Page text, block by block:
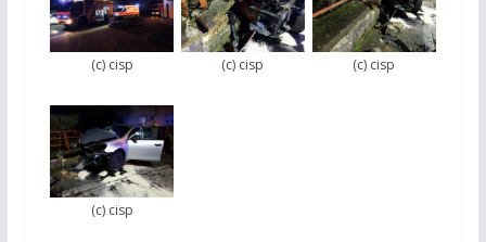
(c) cisp (c) cisp (c) cisp
(c) cisp